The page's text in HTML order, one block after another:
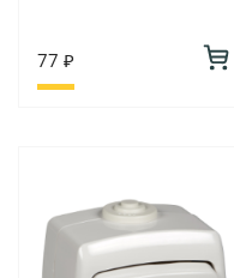
77 ₽